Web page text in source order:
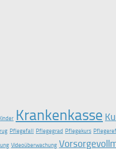
Krankenkasse
Pflegefall Pflegegrad Pflegekurs
Videoüberwachung